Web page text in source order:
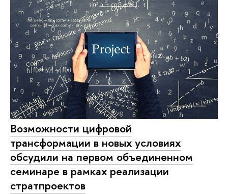
Возможности цифровой
трансформации в новых условиях
обсудили на первом объединенном
семинаре в рамках реализации
стратпроектов